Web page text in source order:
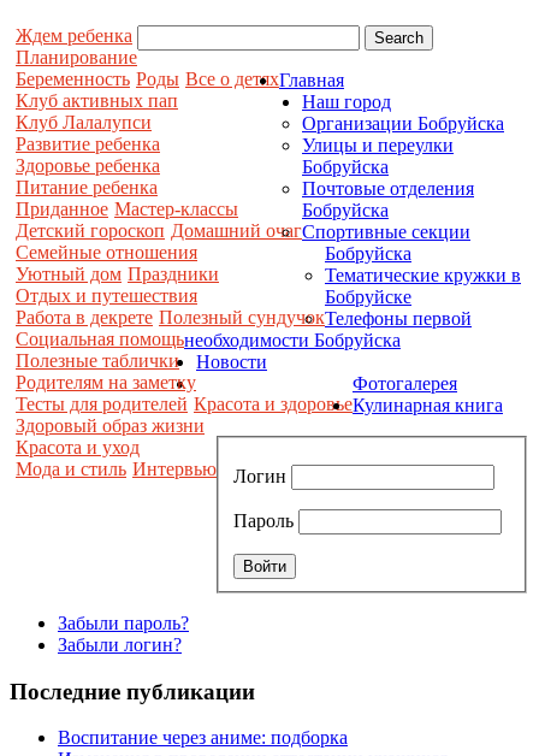
Ждем ребенка
Планирование
Беременность Роды Все о детях
Клуб активных пап
Клуб Лалалупси
Развитие ребенка
Здоровье ребенка
Питание ребенка
Приданное Мастер-классы
Детский гороскоп Домашний очаг
Семейные отношения
Уютный дом Праздники
Отдых и путешествия
Работа в декрете Полезный сундучок
Социальная помощь
Полезные таблички
Родителям на заметку
Тесты для родителей Красота и здоровье
Здоровый образ жизни
Красота и уход
Мода и стиль Интервью
Главная
Наш город
Организации Бобруйска
Улицы и переулки
Бобруйска
Почтовые отделения
Бобруйска
Спортивные секции
Бобруйска
Тематические кружки в
Бобруйске
Телефоны первой
необходимости Бобруйска
Новости
Фотогалерея
Кулинарная книга
Логин
Пароль
Забыли пароль?
Забыли логин?
Последние публикации
Воспитание через аниме: подборка